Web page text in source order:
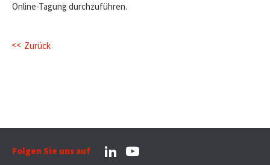
Online-Tagung durchzuführen.
Zurück
Folgen Sie uns auf